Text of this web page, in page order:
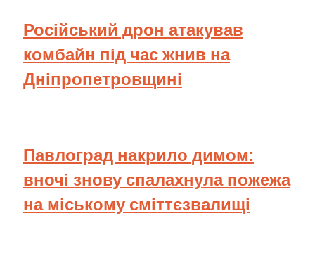
Російський дрон атакував
комбайн під час жнив на
Дніпропетровщині
Павлоград накрило димом:
вночі знову спалахнула пожежа
на міському сміттєзвалищі